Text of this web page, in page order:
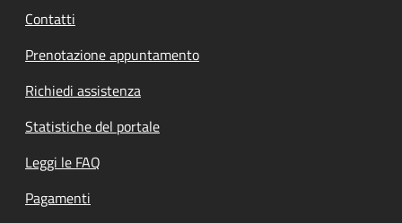
Contatti
Prenotazione appuntamento
Richiedi assistenza
Statistiche del portale
Leggi le FAQ
Pagamenti